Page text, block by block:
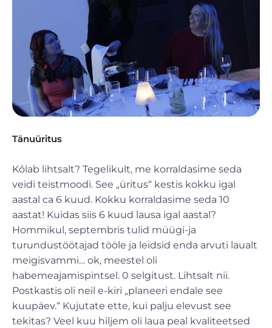
Tänuüritus
Kõlab lihtsalt? Tegelikult, me korraldasime seda
veidi teistmoodi. See „üritus“ kestis kokku igal
aastal ca 6 kuud. Kokku korraldasime seda 10
aastat! Kuidas siis 6 kuud lausa igal aastal?
Hommikul, septembris tulid müügi-ja
turundustöötajad tööle ja leidsid enda arvuti laualt
meigisvammi… ok, meestel oli
habemeajamispintsel. 0 selgitust. Lihtsalt nii.
Postkastis oli neil e-kiri „planeeri endale see
kuupäev.“ Kujutate ette, kui palju elevust see
tekitas? Veel kuu hiljem oli laua peal kvaliteetsed